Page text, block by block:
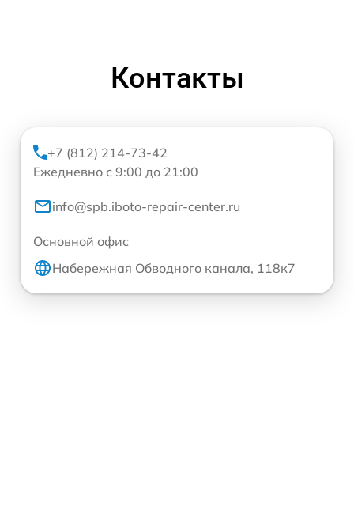
Контакты
+7 (812) 214-73-42
Ежедневно с 9:00 до 21:00
info@spb.iboto-repair-center.ru
Основной офис
Набережная Обводного канала, 118к7